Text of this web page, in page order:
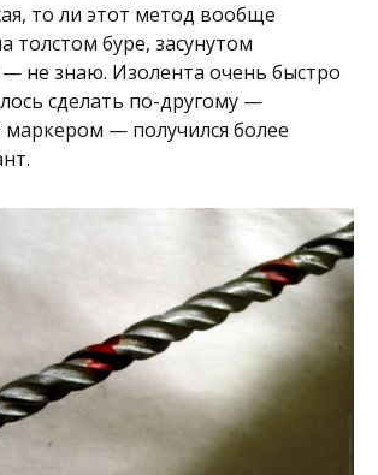
то ли этот метод вообще
толстом буре, засунутом
не знаю. Изолента очень быстро
сделать по-другому —
маркером — получился более